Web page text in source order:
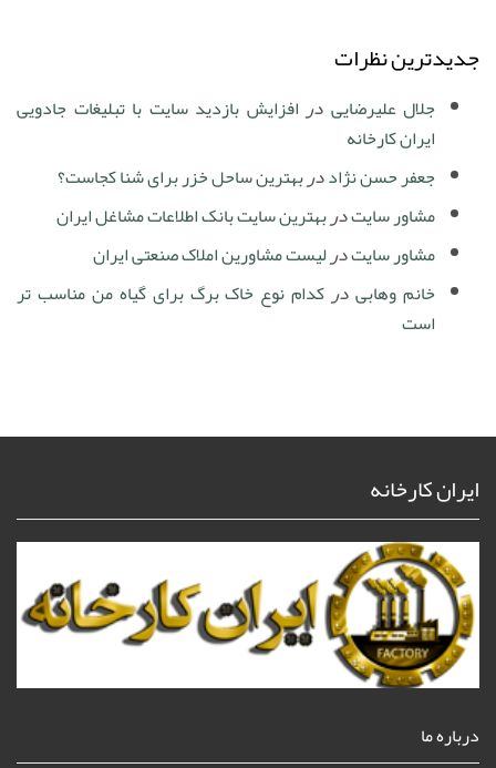
جدیدترین نظرات
جلال علیرضایی درافزایش بازدید سایت با تبلیغات جادویی
ایران کارخانه
جعفر حسن نژاددربهترین ساحل خزر برای شنا کجاست؟
مشاور سایتدربهترین سایت بانک اطلاعات مشاغل ایران
مشاور سایتدرلیست مشاورین املاک صنعتی ایران
خانم وهابیدرکدام نوع خاک برگ برای گیاه من مناسب تر
است
ایران کارخانه
درباره ما